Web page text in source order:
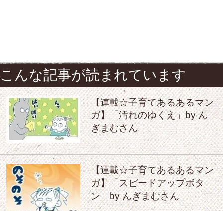
こんな記事が読まれています
【連載☆子育てあるあるマン
ガ】「汚れのゆくえ」by ん
ぎまむさん
【連載☆子育てあるあるマン
ガ】「スピードアップボタ
ン」by んぎまむさん